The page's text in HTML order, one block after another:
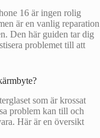
16 är ingen rolig
är en vanlig reparation
Den här guiden tar dig
problemet till att
som är krossat
problem kan till och
Här är en översikt